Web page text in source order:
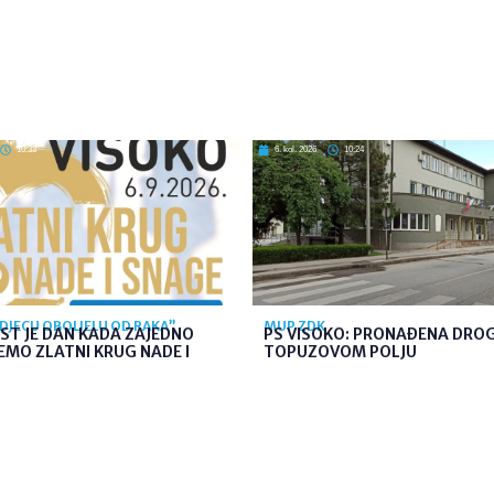
10:33
OBOLJELU OD RAKA”
JE DAN KADA ZAJEDNO
ZLATNI KRUG NADE I
6. kol. 2026 10:24
MUP ZDK
PS VISOKO: PRONAĐENA
TOPUZOVOM POLJU